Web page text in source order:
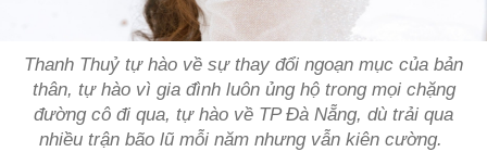
Thanh Thuỷ tự hào về sự thay đổi ngoạn mục của bản
thân, tự hào vì gia đình luôn ủng hộ trong mọi chặng
đường cô đi qua, tự hào về TP Đà Nẵng, dù trải qua
nhiều trận bão lũ mỗi năm nhưng vẫn kiên cường.